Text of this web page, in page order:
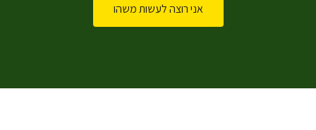
אני רוצה לעשות משהו